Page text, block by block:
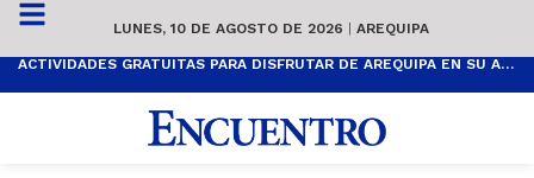
LUNES, 10 DE AGOSTO DE 2026 | AREQUIPA
ACTIVIDADES GRATUITAS PARA DISFRUTAR DE AREQUIPA EN SU ANIVERSARIO